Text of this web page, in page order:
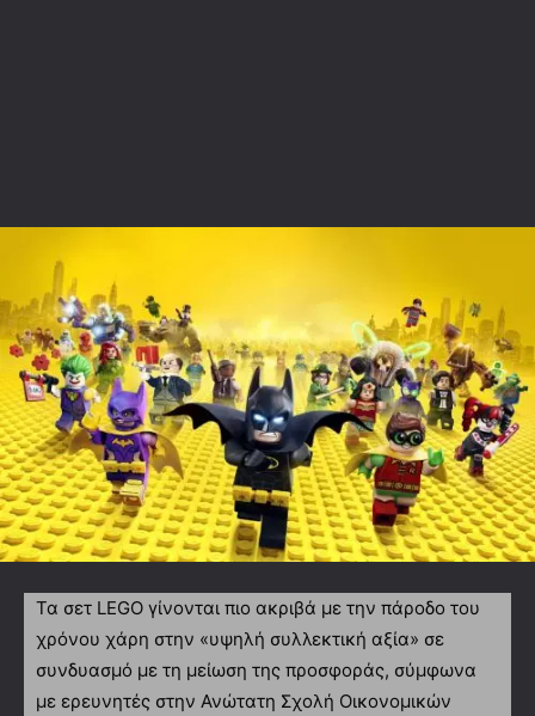
Τα σετ LEGO γίνονται πιο ακριβά με την πάροδο του
χρόνου χάρη στην «υψηλή συλλεκτική αξία» σε
συνδυασμό με τη μείωση της προσφοράς, σύμφωνα
με ερευνητές στην Ανώτατη Σχολή Οικονομικών